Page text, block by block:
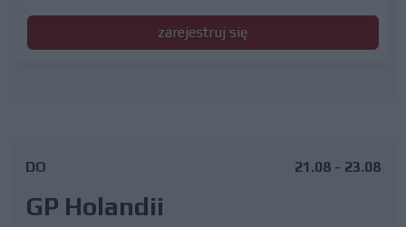
zarejestruj się
DO
GP Holandii
21.08 - 23.08